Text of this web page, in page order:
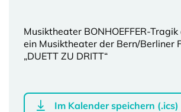
Musiktheater BONHOEFFER-
ein Musiktheater der Bern/Berliner
„DUETT ZU DRITT“
Im Kalender speichern (.ics)